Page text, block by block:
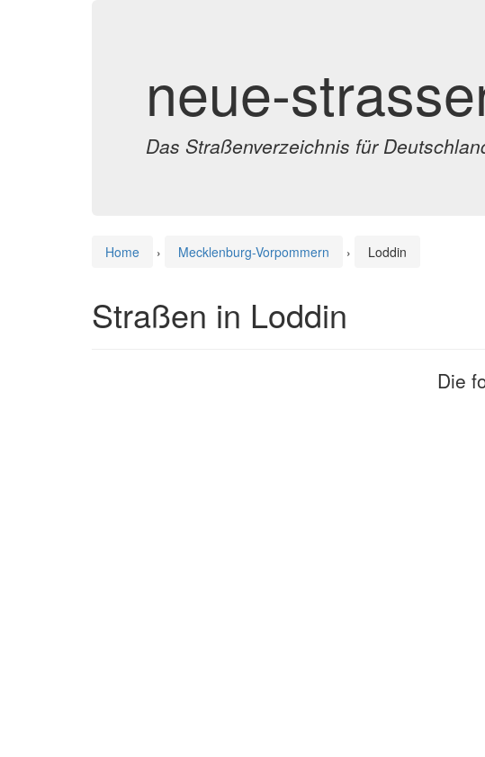
neue-
Das Straßenverzeichnis für
Home › Mecklenburg-Vorpommern › Loddin
Straßen in Loddin
Die